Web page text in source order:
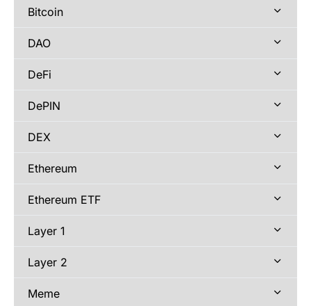
Bitcoin
DAO
DeFi
DePIN
DEX
Ethereum
Ethereum ETF
Layer 1
Layer 2
Meme